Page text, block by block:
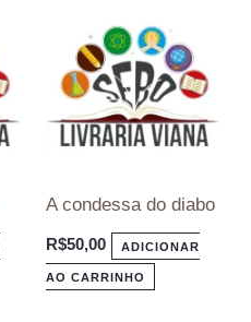
A condessa do diabo
R$50,00 ADICIONAR
AO CARRINHO